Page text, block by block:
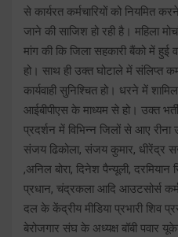
से कार्यरत कर्मचारियों को नियमित
जाने की साजिश हो रही है। महिला
मांग की कि जिला सहकारी बैंको में हुई
हो। साथ ही उक्त घोटाले में संलिप्त
कार्यवाही सुनिश्चित हो। धरने में
आईबीपीएस के माध्यम से हो। उक्त
प्रदर्शन में विभिन्न जिलों से आए रीना
संजय ढिकोला, संजय कुमार, धीरेंद्र
,अनिल बोरा, दिनेश पैन्यूली, दरमियान
प्रधान, चंद्रकला आदि आउटसोर्स
दल के केंद्रीय मीडिया प्रभारी शिव
बेरोजगार संघ के अध्यक्ष बॉबी पवार